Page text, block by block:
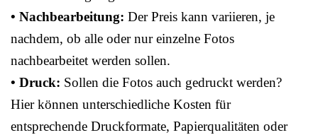
• Nachbearbeitung: Der Preis kann variieren, je
nachdem, ob alle oder nur einzelne Fotos
nachbearbeitet werden sollen.
• Druck: Sollen die Fotos auch gedruckt werden?
Hier können unterschiedliche Kosten für
entsprechende Druckformate, Papierqualitäten oder